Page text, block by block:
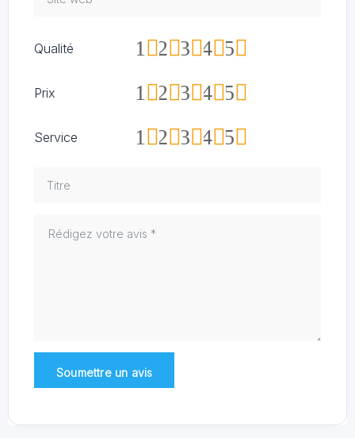
Qualité 5
4
3
2
1
Prix 5
4
3
2
1
Service 5
4
3
2
1